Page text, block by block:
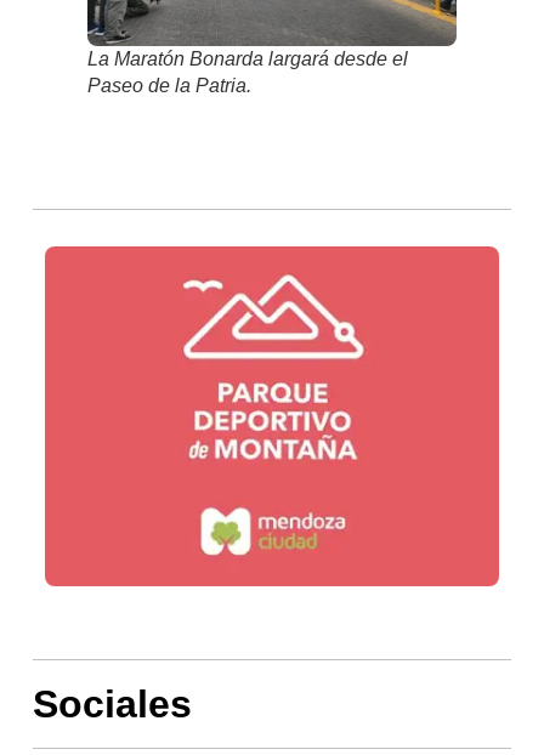
La Maratón Bonarda largará desde el
Paseo de la Patria.
Sociales